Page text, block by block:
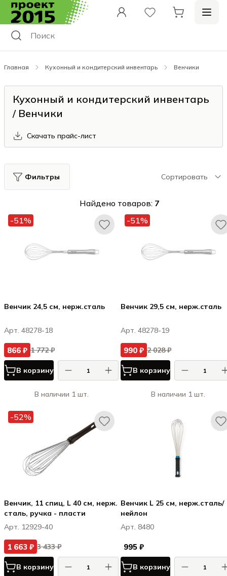
Главная Кухонный и кондитерский инвентарь Венчики
Кухонный и кондитерский инвентарь
/ Венчики
Скачать прайс-лист
Фильтры Сортировать
Найдено товаров: 7
-51%
Венчик 24,5 см, нерж.cталь
Арт. 48278-18
866 ₽ 1 772 ₽
В корзину
В наличии 1 шт.
-51%
Венчик 29,5 см, нерж.cталь
Арт. 48278-19
990 ₽ 2 028 ₽
В корзину
В наличии 1 шт.
-52%
Венчик, 11 спиц, L 40 см, нерж.
сталь, ручка - пласти
Арт. 12929-40
1 663 ₽ 3 433 ₽
В корзину
Венчик L 25 см, нерж.сталь/
нейлон
Арт. 8480
995 ₽
В корзину